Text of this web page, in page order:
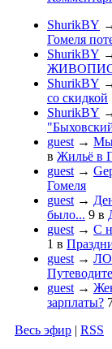
ShurikBY
Гомеля
ShurikBY
ShurikBY
со скидкой
ShurikBY
guest → Мы
в Жильё в
guest →
Гомеля
guest →
было... 9 в
guest → С
1 в
guest →
guest →
зарплаты?
Весь эфир | RSS